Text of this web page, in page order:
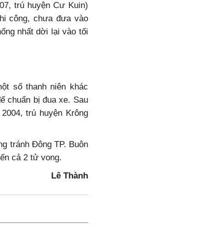
trú huyện Cư Kuin)
công, chưa đưa vào
nhất dời lại vào tối
số thanh niên khác
chuẩn bị đua xe. Sau
trú huyện Krông
tránh Đông TP. Buôn
cả 2 tử vong.
Lê Thành